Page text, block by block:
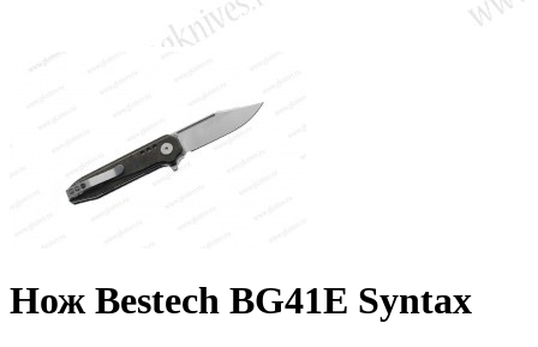
Нож Bestech BG41E Syntax